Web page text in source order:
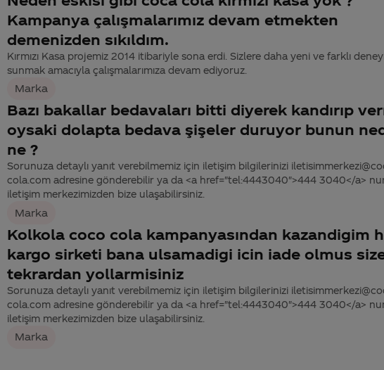
Kampanya çalışmalarımız devam etmekten
demenizden sıkıldım.
Kırmızı Kasa projemiz 2014 itibariyle sona erdi. Sizlere daha yeni ve farklı
sunmak amacıyla çalışmalarımıza devam ediyoruz.
Marka
Bazı bakallar bedavaları bitti diyerek kandırıp
oysaki dolapta bedava şişeler duruyor bunun
ne ?
Sorunuza detaylı yanıt verebilmemiz için iletişim bilgilerinizi
cola.com adresine gönderebilir ya da <a href="tel:4443040">444 3040</a>
iletişim merkezimizden bize ulaşabilirsiniz.
Marka
Kolkola coco cola kampanyasından kazandigim
kargo sirketi bana ulsamadigi icin iade olmus
tekrardan yollarmisiniz
Sorunuza detaylı yanıt verebilmemiz için iletişim bilgilerinizi
cola.com adresine gönderebilir ya da <a href="tel:4443040">444 3040</a>
iletişim merkezimizden bize ulaşabilirsiniz.
Marka